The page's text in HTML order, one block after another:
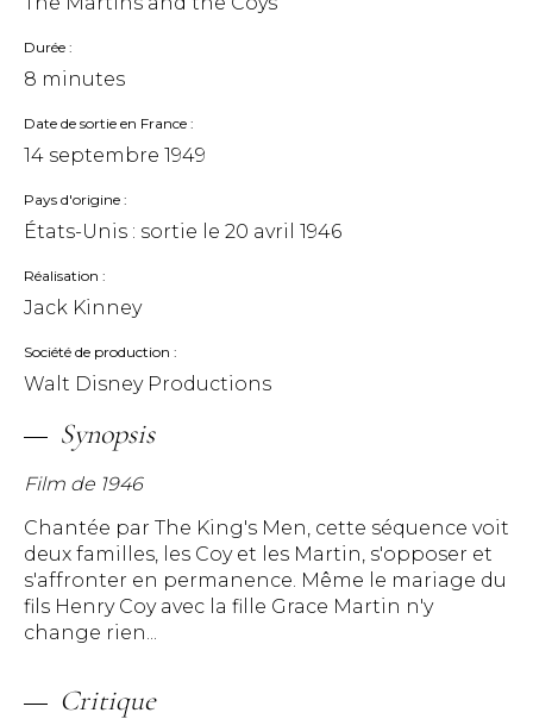
Durée
8 minutes
Date de sortie en France
14 septembre 1949
Pays d'origine
États-Unis : sortie le 20 avril 1946
Réalisation
Jack Kinney
Société de production
Walt Disney Productions
Synopsis
Film de 1946
Chantée par The King's Men, cette séquence voit
deux familles, les Coy et les Martin, s'opposer et
s'affronter en permanence. Même le mariage du
fils Henry Coy avec la fille Grace Martin n'y
change rien...
Critique